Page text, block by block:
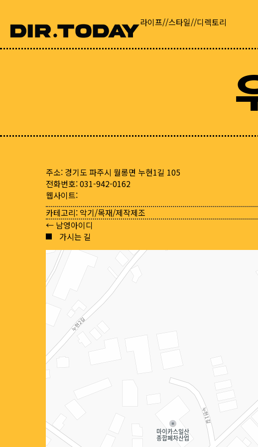
라이프//스타일//디렉토리
주소: 경기도 파주시 월롱면 누현1길 105
전화번호: 031-942-0162
웹사이트:
카테고리: 악기/목재/제작제조
Posts
navigation
← 남영아이디
가시는 길